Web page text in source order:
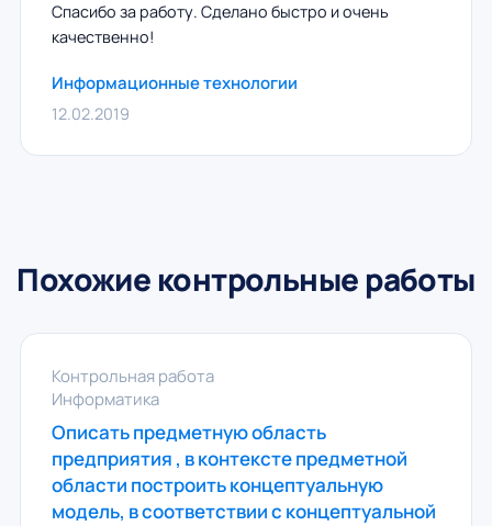
Спасибо за работу. Сделано быстро и очень
качественно!
Информационные технологии
12.02.2019
Похожие контрольные работы
Контрольная работа
Информатика
Описать предметную область
предприятия , в контексте предметной
области построить концептуальную
модель, в соответствии с концептуальной